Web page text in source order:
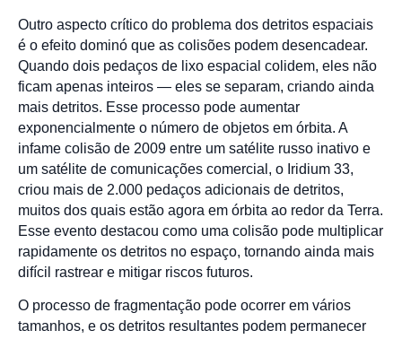
Outro aspecto crítico do problema dos detritos espaciais
é o efeito dominó que as colisões podem desencadear.
Quando dois pedaços de lixo espacial colidem, eles não
ficam apenas inteiros — eles se separam, criando ainda
mais detritos. Esse processo pode aumentar
exponencialmente o número de objetos em órbita. A
infame colisão de 2009 entre um satélite russo inativo e
um satélite de comunicações comercial, o Iridium 33,
criou mais de 2.000 pedaços adicionais de detritos,
muitos dos quais estão agora em órbita ao redor da Terra.
Esse evento destacou como uma colisão pode multiplicar
rapidamente os detritos no espaço, tornando ainda mais
difícil rastrear e mitigar riscos futuros.
O processo de fragmentação pode ocorrer em vários
tamanhos, e os detritos resultantes podem permanecer